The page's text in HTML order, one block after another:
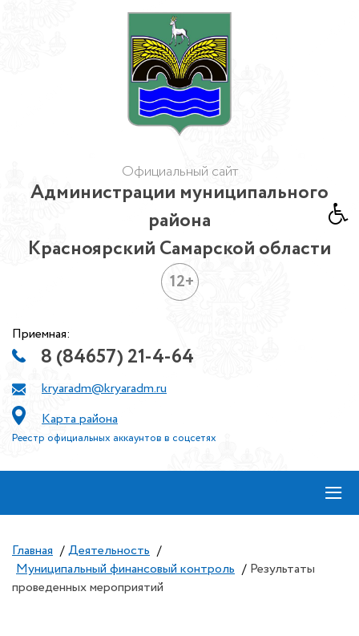
Официальный сайт
Администрации муниципального
района
Красноярский Самарской области
12+
Приемная:
8 (84657) 21-4-64
kryaradm@kryaradm.ru
Карта района
Реестр официальных аккаунтов в соцсетях
≡
Главная / Деятельность /
Муниципальный финансовый контроль / Результаты
проведенных мероприятий